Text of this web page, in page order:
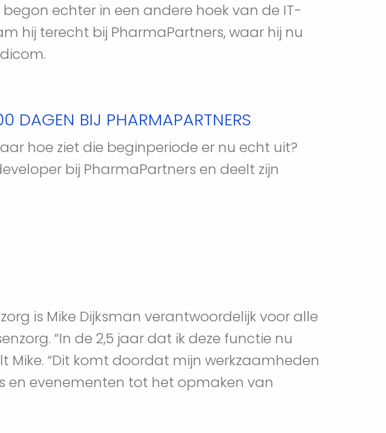
echter in een andere hoek van de IT-
hij terecht bij PharmaPartners, waar hij nu
DAGEN BIJ PHARMAPARTNERS
hoe ziet die beginperiode er nu echt uit?
bij PharmaPartners en deelt zijn
is Mike Dijksman verantwoordelijk voor alle
“In de 2,5 jaar dat ik deze functie nu
Mike. “Dit komt doordat mijn werkzaamheden
en evenementen tot het opmaken van